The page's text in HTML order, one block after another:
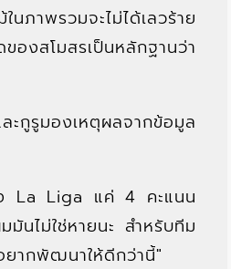
ภาพรวมจะไม่ได้เลวร้าย
สโมสรเป็นหลักฐานว่า
ะกูรูมองเหตุผลจากข้อมูล
ง La Liga แค่ 4 คะแนน
ไม่ใช่หายนะ สำหรับทีม
ยากพัฒนาให้ดีกว่านี้"